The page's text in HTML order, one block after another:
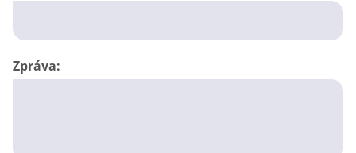
Zpráva: